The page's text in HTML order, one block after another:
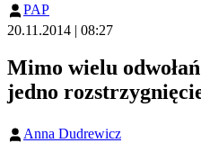
PAP
20.11.2014 | 08:27
Mimo wielu
jedno
Anna Dudrewicz